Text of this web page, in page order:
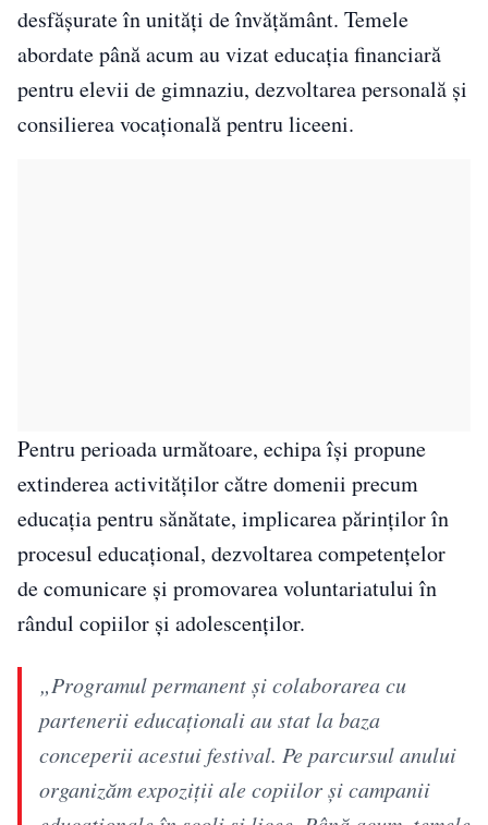
desfășurate în unități de învățământ. Temele
abordate până acum au vizat educația financiară
pentru elevii de gimnaziu, dezvoltarea personală și
consilierea vocațională pentru liceeni.
Pentru perioada următoare, echipa își propune
extinderea activităților către domenii precum
educația pentru sănătate, implicarea părinților în
procesul educațional, dezvoltarea competențelor
de comunicare și promovarea voluntariatului în
rândul copiilor și adolescenților.
„Programul permanent și colaborarea cu
partenerii educaționali au stat la baza
conceperii acestui festival. Pe parcursul anului
organizăm expoziții ale copiilor și campanii